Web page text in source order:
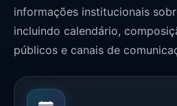
informações institucionais
incluindo calendário,
públicos e canais de